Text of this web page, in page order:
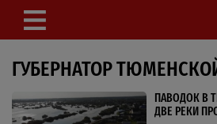
ГУБЕРНАТОР
ПАВОДОК В
ДВЕ РЕКИ